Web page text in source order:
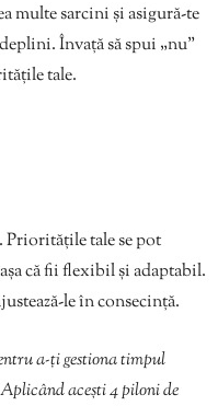
multe sarcini și asigură-te
Învață să spui „nu”
tale.
Prioritățile tale se pot
că fii flexibil și adaptabil.
le în consecință.
a-ți gestiona timpul
acești 4 piloni de